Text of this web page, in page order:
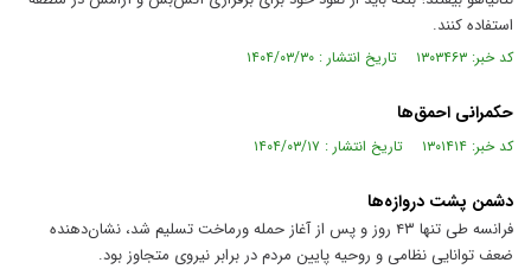
استفاده کنند.
کد خبر: ۱۳۰۳۴۶۳ تاریخ انتشار : ۱۴۰۴/۰۳/۳۰
حکمرانی احمق‌ها
کد خبر: ۱۳۰۱۴۱۴ تاریخ انتشار : ۱۴۰۴/۰۳/۱۷
دشمن پشت دروازه‌ها
فرانسه طی تنها ۴۳ روز و پس از آغاز حمله ورماخت تسلیم شد، نشان‌دهنده
ضعف توانایی نظامی و روحیه پایین مردم در برابر نیروی متجاوز بود.